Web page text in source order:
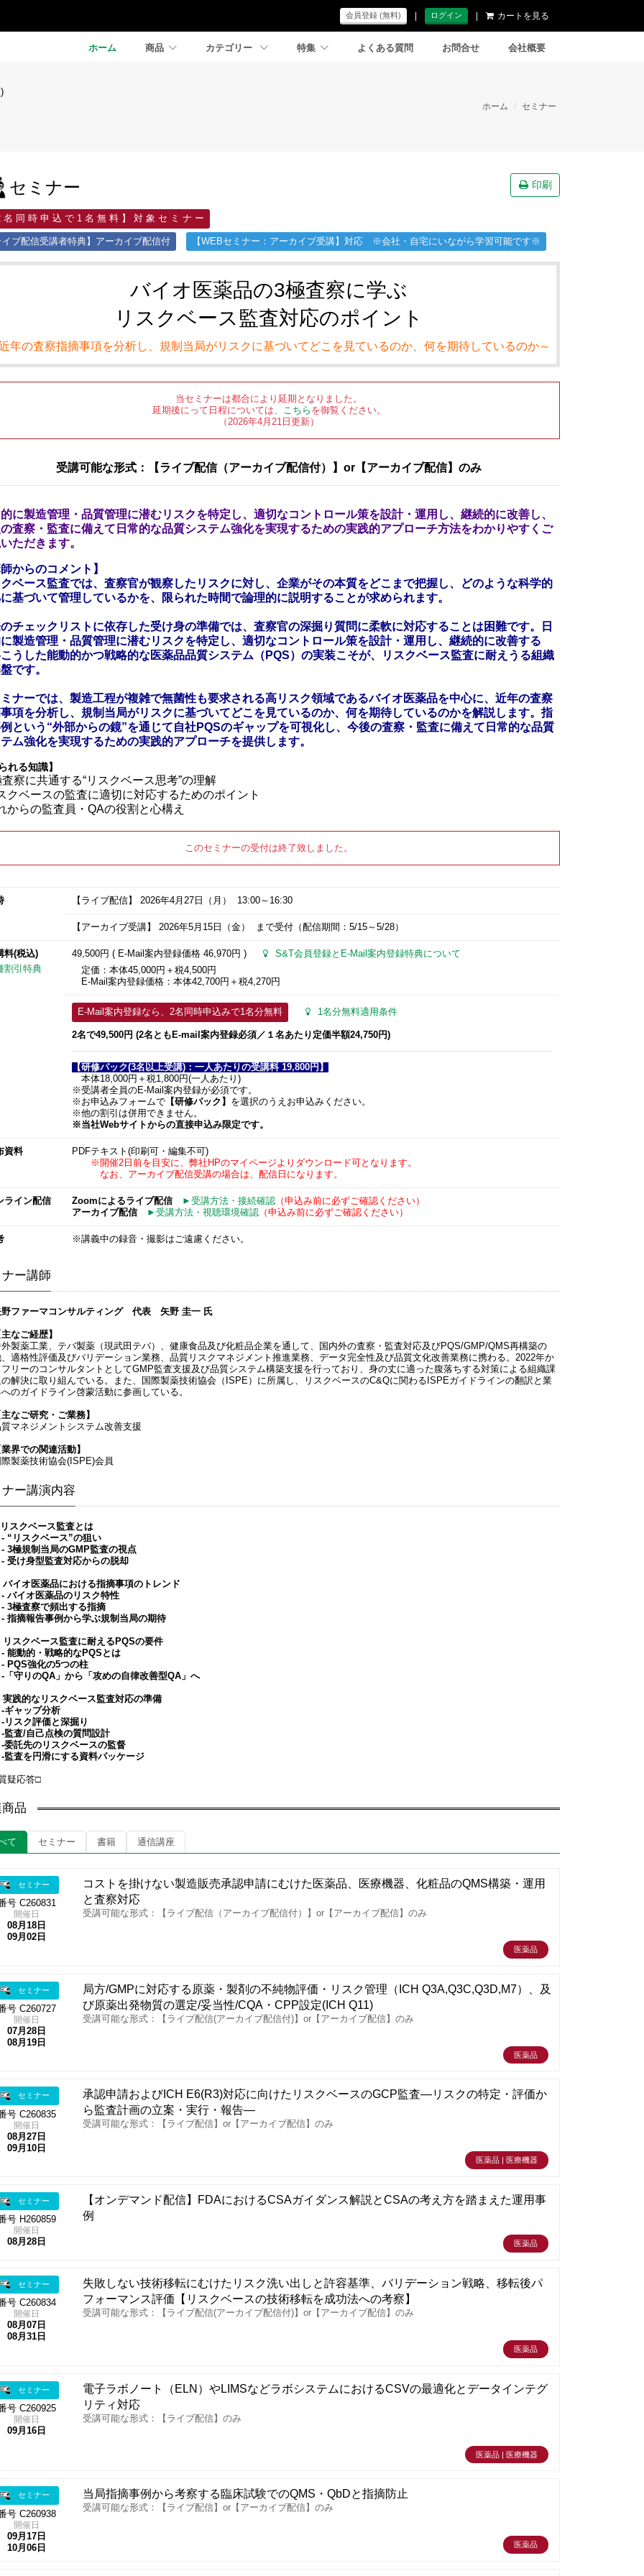
会員登録 (無料) | ログイン | カートを見る
ホーム 商品 カテゴリー 特集 よくある質問 お問合せ 会社概要
ホーム / セミナー
セミナー 印刷
名 同 時 申 込 で 1 名 無 料 】 対 象 セ ミ ナ ー
イブ配信受講者特典】アーカイブ配信付 【WEBセミナー：アーカイブ受講】対応 ※会社・自宅にいながら学習可能です※
バイオ医薬品の3極査察に学ぶ
リスクベース監査対応のポイント
年の査察指摘事項を分析し、規制当局がリスクに基づいてどこを見ているのか、何を期待しているのか～
当セミナーは都合により延期となりました。
延期後にって日程については、
こちら を御覧ください。
（2026年4月21日更新）
受講可能な形式：【ライブ配信（アーカイブ配信付）】or【アーカイブ配信】のみ
に製造管理・品質管理に潜むリスクを特定し、適切なコントロール策を設計・運用し、継続的に改善し、
査察・監査に備えて日常的な品質システム強化を実現するための実践的アプローチ方法をわかりやすくご
ただきます。
からのコメント】
ベース監査では、査察官が観察したリスクに対し、企業がその本質をどこまで把握し、どのような科学的
基づいて管理しているかを、限られた時間で論理的に説明することが求められます。
チェックリストに依存した受け身の準備では、査察官の深掘り質問に柔軟に対応することは困難です。日
製造管理・品質管理に潜むリスクを特定し、適切なコントロール策を設計・運用し、継続的に改善する
うした能動的かつ戦略的な医薬品品質システム（PQS）の実装こそが、リスクベース監査に耐えうる組織
です。
ナーでは、製造工程が複雑で無菌性も要求される高リスク領域であるバイオ医薬品を中心に、近年の査察
項を分析し、規制当局がリスクに基づいてどこを見ているのか、何を期待しているのかを解説します。指
という“外部からの鏡”を通じて自社PQSのギャップを可視化し、今後の査察・監査に備えて日常的な品質
ム強化を実現するための実践的アプローチを提供します。
れる知識】
察に共通する“リスクベース思考”の理解
クベースの監査に適切に対応するためのポイント
からの監査員・QAの役割と心構え
このセミナーの受付は終了致しました。
【ライブ配信】 2026年4月27日 （月） 13:00～16:30
【アーカイブ受講】 2026年5月15日 （金） まで受付（配信期間：5/15～5/28）
料(税込)
割引特典
49,500円 ( E-Mail案内登録価格 46,970円 )
S&T会員登録とE-Mail案内登録特典について
定価：本体45,000円＋税4,500円
E-Mail案内登録価格：本体42,700円＋税4,270円
E-Mail案内登録なら、2名同時申込みで1名分無料 1名分無料適用条件
2名で49,500​円 (2名ともE-mail案内登録必須／１名あたり定価半額24,750​円)
【研修パック(3名以上受講)：一人あたりの受講料 19,800円】
本体18,000円＋税1,800円(一人あたり)
※受講者全員のE-Mail案内登録が必須です。
※お申込みフォームで【研修パック】
を選択のうえお申込みください。
※他の割引は併用できません。
※当社Webサイトからの直接申込み限定です。
資料
PDFテキスト(印刷可・編集不可)
※開催2日前を目安に、弊社HPのマイページよりダウンロード可となります。
なお、アーカイブ配信受講の場合は、配信日になります。
ライン配信 Zoomによるライブ配信 ►受講方法・接続確認（申込み前に必ずご確認ください）
アーカイブ配信
►受講方法・視聴環境確認（申込み前に必ずご確認ください）
※講義中の録音・撮影はご遠慮ください。
ー講師
野ファーマコンサルティング 代表 矢野 圭一 氏
なご経歴】
製薬工業、テバ製薬（現武田テバ）、健康食品及び化粧品企業を通して、国内外の査察・監査対応及びPQS/GMP/QMS再構築の
適格性評価及びバリデーション業務、品質リスクマネジメント推進業務、データ完全性及び品質文化改善業務に携わる。2022年か
リーのコンサルタントとしてGMP監査支援及び品質システム構築支援を行っており、身の丈に適った腹落ちする対策による組織課
解決に取り組んでいる。また、国際製薬技術協会（ISPE）に所属し、リスクベースのC&Qに関わるISPEガイドラインの翻訳と業
のガイドライン啓蒙活動に参画している。
なご研究・ご業務】
マネジメントシステム改善支援
界での関連活動】
製薬技術協会(ISPE)会員
ー講演内容
スクベース監査とは
リスクベース”の狙い
極規制当局のGMP監査の視点
け身型監査対応からの脱却
バイオ医薬品における指摘事項のトレンド
イオ医薬品のリスク特性
極査察で頻出する指摘
摘報告事例から学ぶ規制当局の期待
リスクベース監査に耐えるPQSの要件
動的・戦略的なPQSとは
強化の5つの柱
守りのQA」から「攻めの自律改善型QA」へ
実践的なリスクベース監査対応の準備
ャップ分析
スク評価と深掘り
査/自己点検の質問設計
託先のリスクベースの監督
査を円滑にする資料パッケージ
疑応答□
品
て セミナー 書籍 通信講座
セミナー
号 C260831
開催日
08月18日
09月02日
コストを掛けない製造販売承認申請にむけた医薬品、医療機器、化粧品のQMS構築・運用
と査察対応
受講可能な形式：【ライブ配信（アーカイブ配信付）】or【アーカイブ配信】のみ
医薬品
セミナー
号 C260727
開催日
07月28日
08月19日
局方/GMPに対応する原薬・製剤の不純物評価・リスク管理（ICH Q3A,Q3C,Q3D,M7）、及
び原薬出発物質の選定/妥当性/CQA・CPP設定(ICH Q11)
受講可能な形式：【ライブ配信(アーカイブ配信付)】or【アーカイブ配信】のみ
医薬品
セミナー
号 C260835
開催日
08月27日
09月10日
承認申請およびICH E6(R3)対応に向けたリスクベースのGCP監査―リスクの特定・評価か
ら監査計画の立案・実行・報告―
受講可能な形式：【ライブ配信】or【アーカイブ配信】のみ
医薬品 | 医療機器
セミナー
号 H260859
開催日
08月28日
【オンデマンド配信】FDAにおけるCSAガイダンス解説とCSAの考え方を踏まえた運用事
例
医薬品
セミナー
号 C260834
開催日
08月07日
08月31日
失敗しない技術移転にむけたリスク洗い出しと許容基準、バリデーション戦略、移転後パ
フォーマンス評価【リスクベースの技術移転を成功法への考察】
受講可能な形式：【ライブ配信(アーカイブ配信付)】or【アーカイブ配信】のみ
医薬品
セミナー
号 C260925
開催日
09月16日
電子ラボノート（ELN）やLIMSなどラボシステムにおけるCSVの最適化とデータインテグ
リティ対応
受講可能な形式：【ライブ配信】のみ
医薬品 | 医療機器
セミナー
号 C260938
開催日
09月17日
10月06日
当局指摘事例から考察する臨床試験でのQMS・QbDと指摘防止
受講可能な形式：【ライブ配信】or【アーカイブ配信】のみ
医薬品